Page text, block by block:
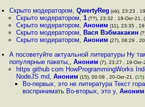
Скрыто модератором,QwertyReg (ok), 23:23 ,
Скрыто модератором, 1(??), 23:32 , 19-Окт-21, (
Скрыто модератором, Аноним (11), 23:35 ,
Скрыто модератором, Вася Вэбмакакин
Скрыто модератором, Аноним (27), 08:29 ,
А посоветуйте актуальной литературы Ну
популярные пакеты,,Аноним (7), 23:27 , 19-Окт-
https github com HowProgrammingWorks
NodeJS md, Аноним (15), 00:08 , 20-Окт-21, (15)
Во-первых, это не литература Текст
воспринимать Во-вторых, это у, Аноним